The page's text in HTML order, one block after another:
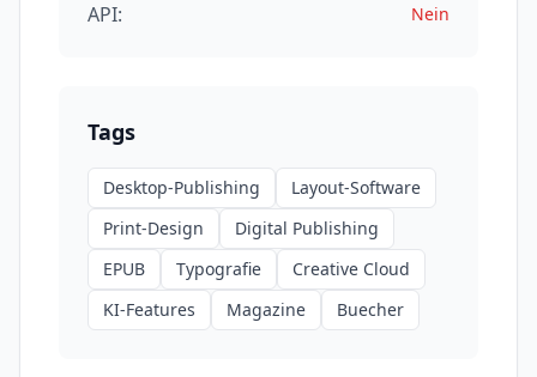
API: Nein
Tags
Desktop-Publishing
Layout-Software
Print-Design
Digital Publishing
EPUB
Typografie
Creative Cloud
KI-Features
Magazine Buecher